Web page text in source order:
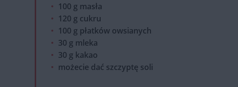
100 g masła
120 g cukru
100 g płatków owsianych
30 g mleka
30 g kakao
możecie dać szczyptę soli